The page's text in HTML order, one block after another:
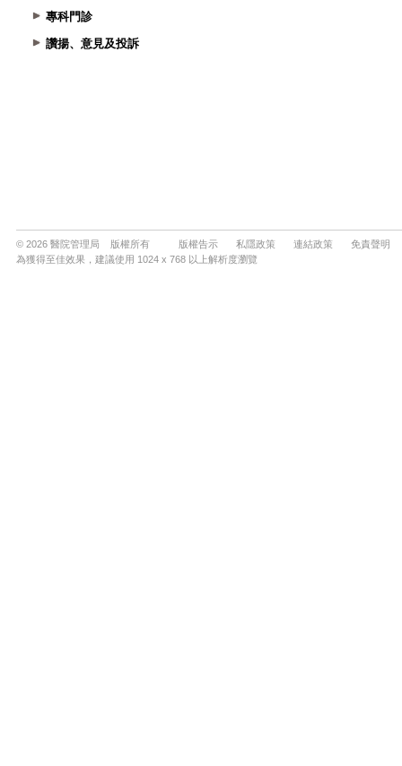
專科門診
讚揚、意見及投訴
© 2026 醫院管理局 版權所有 版權告示 私隱政策 連結政策
免責聲明
為獲得至佳效果，建議使用 1024 x 768 以上解析度瀏覽